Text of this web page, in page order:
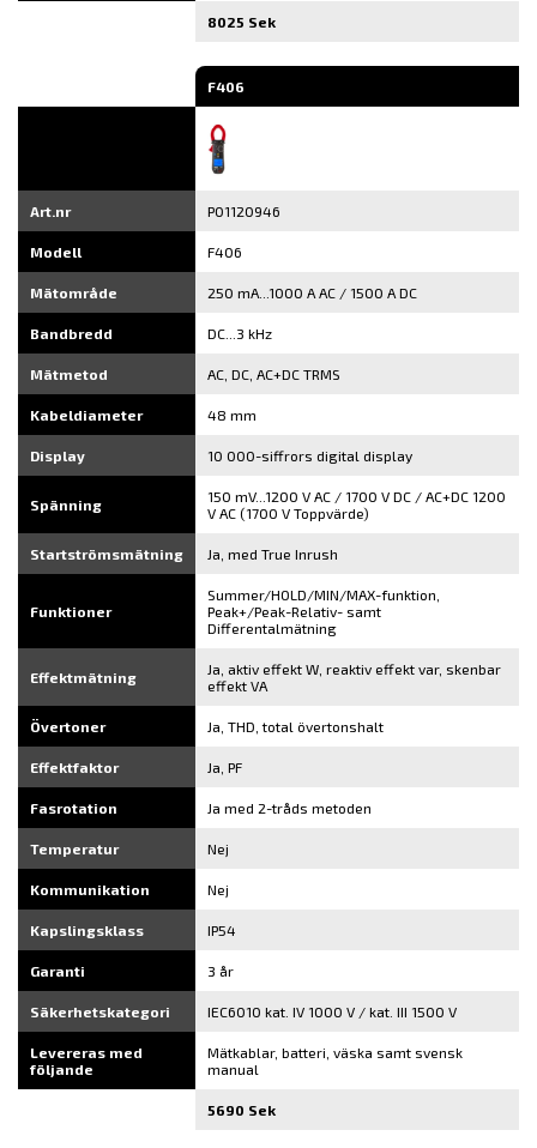
8025 Sek
F406
Art.nr P01120946
Modell F406
Mätområde 250 mA...1000 A AC / 1500 A DC
Bandbredd DC...3 kHz
Mätmetod AC, DC, AC+DC TRMS
Kabeldiameter 48 mm
Display 10 000-siffrors digital display
Spänning
150 mV...1200 V AC / 1700 V DC / AC+DC 1200
V AC (1700 V Toppvärde)
Startströmsmätning Ja, med True Inrush
Funktioner
Summer/HOLD/MIN/MAX-funktion,
Peak+/Peak-Relativ- samt
Differentalmätning
Effektmätning
Ja, aktiv effekt W, reaktiv effekt var, skenbar
effekt VA
Övertoner Ja, THD, total övertonshalt
Effektfaktor Ja, PF
Fasrotation Ja med 2-tråds metoden
Temperatur Nej
Kommunikation Nej
Kapslingsklass IP54
Garanti 3 år
Säkerhetskategori IEC6010 kat. IV 1000 V / kat. III 1500 V
Levereras med
följande
Mätkablar, batteri, väska samt svensk
manual
5690 Sek